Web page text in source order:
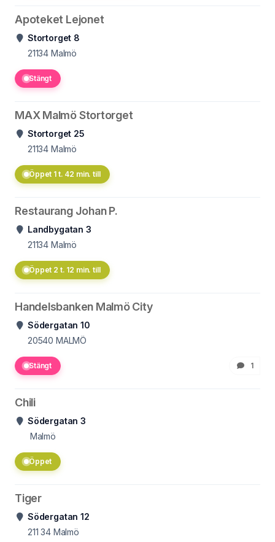
Apoteket Lejonet
Stortorget 8
21134 Malmö
Stängt
MAX Malmö Stortorget
Stortorget 25
21134 Malmö
Öppet 1 t. 42 min. till
Restaurang Johan P.
Landbygatan 3
21134 Malmö
Öppet 2 t. 12 min. till
Handelsbanken Malmö City
Södergatan 10
20540 MALMÖ
Stängt 1
Chili
Södergatan 3
Malmö
Öppet
Tiger
Södergatan 12
211 34 Malmö